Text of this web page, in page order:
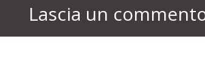
Lascia un